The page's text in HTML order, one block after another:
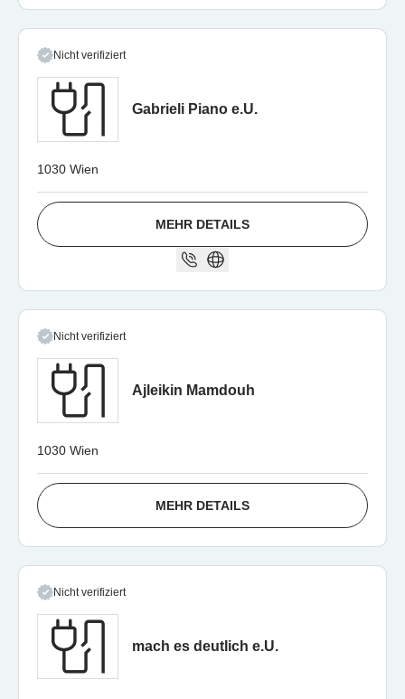
Nicht verifiziert
Gabrieli Piano e.U.
1030 Wien
MEHR DETAILS
Nicht verifiziert
Ajleikin Mamdouh
1030 Wien
MEHR DETAILS
Nicht verifiziert
mach es deutlich e.U.